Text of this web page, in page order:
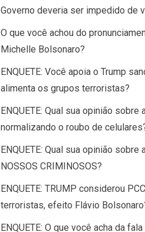
Governo deveria ser impedido de
O que você achou do
Michelle Bolsonaro?
ENQUETE: Você apoia o Trump
alimenta os grupos terroristas?
ENQUETE: Qual sua opinião sobre
normalizando o roubo de
ENQUETE: Qual sua opinião sobre
NOSSOS CRIMINOSOS?
ENQUETE: TRUMP considerou
terroristas, efeito Flávio
ENQUETE: O que você acha da